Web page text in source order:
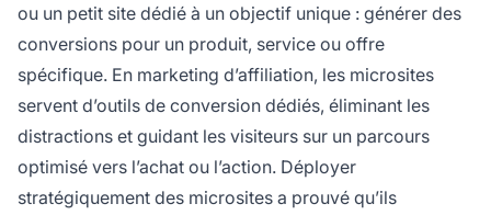
ou un petit site dédié à un objectif unique : générer des
conversions pour un produit, service ou offre
spécifique. En marketing d’affiliation, les microsites
servent d’outils de conversion dédiés, éliminant les
distractions et guidant les visiteurs sur un parcours
optimisé vers l’achat ou l’action. Déployer
stratégiquement des microsites a prouvé qu’ils